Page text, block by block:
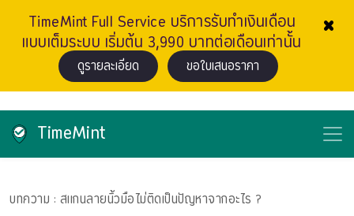
×
TimeMint Full Service บริการรับทำเงินเดือน
แบบเต็มระบบ เริ่มต้น 3,990 บาทต่อเดือนเท่านั้น
ดูรายละเอียด ขอใบเสนอราคา
TimeMint
บทความ : สเเกนลายนิ้วมือไม่ติดเป็นปัญหาจากอะไร ?